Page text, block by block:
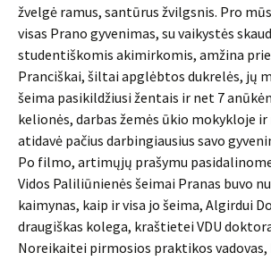
žvelgė ramus, santūrus žvilgsnis. Pro
visas Prano gyvenimas, su vaikystės
studentiškomis akimirkomis, amžina
Pranciškai, šiltai apglėbtos dukrelės, jų
šeima pasikildžiusi žentais ir net 7
kelionės, darbas žemės ūkio mokykloje
atidavė pačius darbingiausius savo
Po filmo, artimųjų prašymu
Vidos Paliliūnienės šeimai Pranas buvo
kaimynas, kaip ir visa jo šeima, Algirdui
draugiškas kolega, kraštietei VDU
Noreikaitei pirmosios praktikos